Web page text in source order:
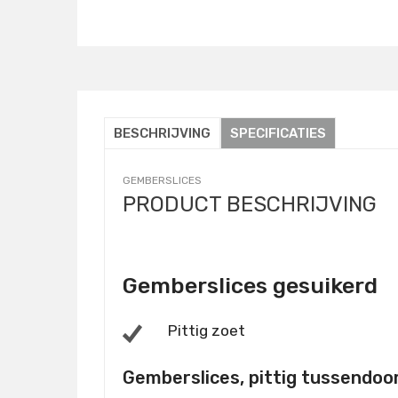
BESCHRIJVING SPECIFICATIES
GEMBERSLICES
PRODUCT BESCHRIJVING
Gemberslices gesuikerd
Pittig zoet
Gemberslices, pittig